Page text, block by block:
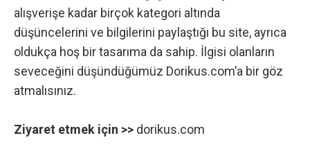
alışverişe kadar birçok kategori altında
düşüncelerini ve bilgilerini paylaştığı bu site, ayrıca
oldukça hoş bir tasarıma da sahip. İlgisi olanların
seveceğini düşündüğümüz Dorikus.com’a bir göz
atmalısınız.
Ziyaret etmek için >> dorikus.com